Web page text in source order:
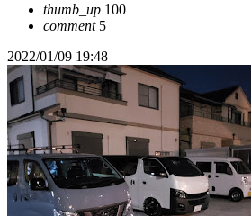
thumb_up 100
comment5
2022/01/09 19:48